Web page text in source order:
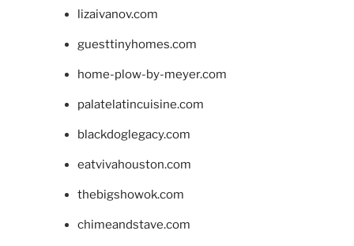
lizaivanov.com
guesttinyhomes.com
home-plow-by-meyer.com
palatelatincuisine.com
blackdoglegacy.com
eatvivahouston.com
thebigshowok.com
chimeandstave.com